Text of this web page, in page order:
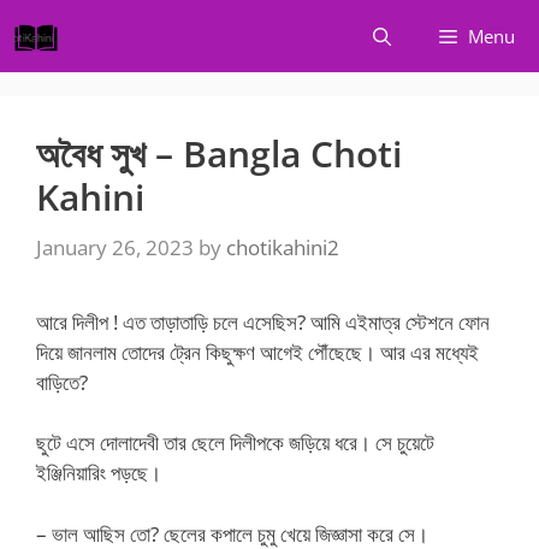
to
content
Menu
অবৈধ সুখ – Bangla Choti
Kahini
January 26, 2023 by chotikahini2
আরে দিলীপ ! এত তাড়াতাড়ি চলে এসেছিস? আমি এইমাত্র স্টেশনে ফোন
দিয়ে জানলাম তোদের ট্রেন কিছুক্ষণ আগেই পৌঁছেছে। আর এর মধ্যেই
বাড়িতে?
ছুটে এসে দোলাদেবী তার ছেলে দিলীপকে জড়িয়ে ধরে। সে চুয়েটে
ইঞ্জিনিয়ারিং পড়ছে।
– ভাল আছিস তো? ছেলের কপালে চুমু খেয়ে জিজ্ঞাসা করে সে।